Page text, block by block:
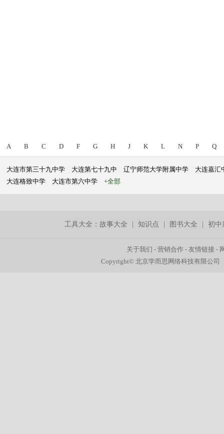
A B C D F G H J K L N P Q
大连市第三十九中学 大连第七十九中 辽宁师范大学附属中学
大连嘉汇
大连格致中学
大连市第六中学 +全部
工具大全：故事大全 |知识点 图书大全 |初中
关于我们 -营销合作 -友情链接 -
Copyright© 北京学而思网络科技有限公司